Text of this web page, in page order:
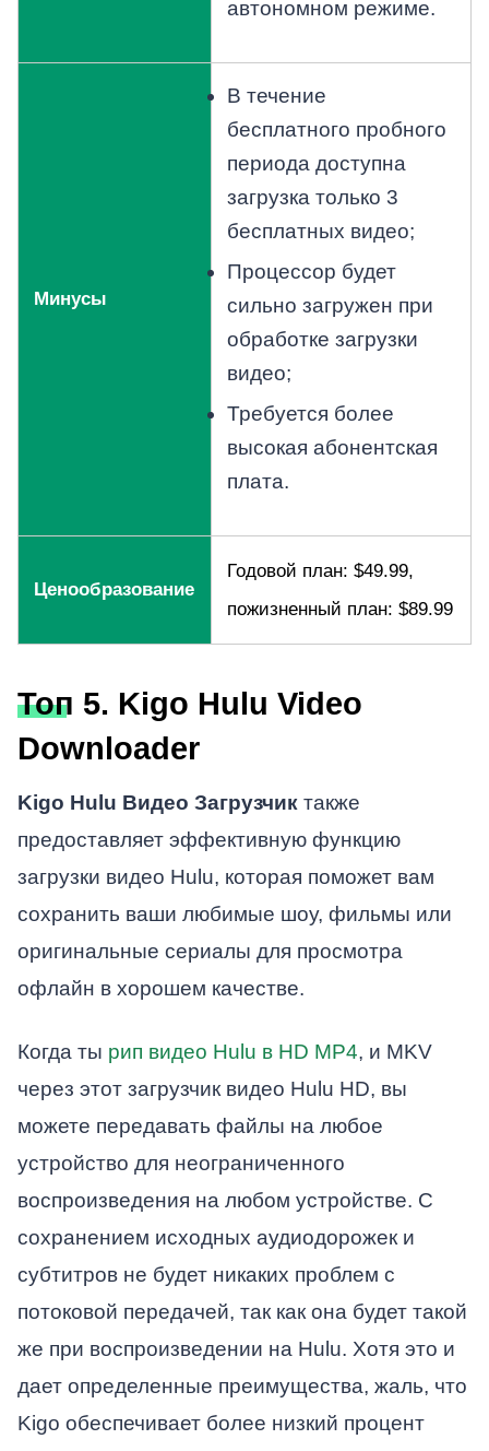
автономном режиме.
Минусы
В течение
бесплатного пробного
периода доступна
загрузка только 3
бесплатных видео;
Процессор будет
сильно загружен при
обработке загрузки
видео;
Требуется более
высокая абонентская
плата.
Ценообразование
Годовой план: $49.99,
пожизненный план: $89.99
Топ 5. Kigo Hulu Video
Downloader
Kigo Hulu Видео Загрузчиктакже
предоставляет эффективную функцию
загрузки видео Hulu, которая поможет вам
сохранить ваши любимые шоу, фильмы или
оригинальные сериалы для просмотра
офлайн в хорошем качестве.
Когда ты рип видео Hulu в HD MP4, и MKV
через этот загрузчик видео Hulu HD, вы
можете передавать файлы на любое
устройство для неограниченного
воспроизведения на любом устройстве. С
сохранением исходных аудиодорожек и
субтитров не будет никаких проблем с
потоковой передачей, так как она будет такой
же при воспроизведении на Hulu. Хотя это и
дает определенные преимущества, жаль, что
Kigo обеспечивает более низкий процент